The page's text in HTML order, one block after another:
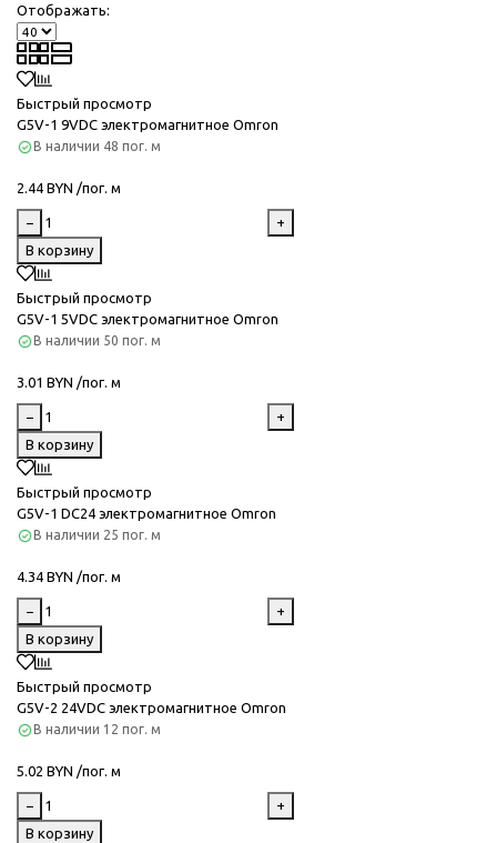
Отображать:
Быстрый просмотр
G5V-1 9VDC электромагнитное Omron
В наличии 48 пог. м
2.44 BYN /пог. м
−
+
В корзину
Быстрый просмотр
G5V-1 5VDC электромагнитное Omron
В наличии 50 пог. м
3.01 BYN /пог. м
−
+
В корзину
Быстрый просмотр
G5V-1 DC24 электромагнитное Omron
В наличии 25 пог. м
4.34 BYN /пог. м
−
+
В корзину
Быстрый просмотр
G5V-2 24VDC электромагнитное Omron
В наличии 12 пог. м
5.02 BYN /пог. м
−
+
В корзину